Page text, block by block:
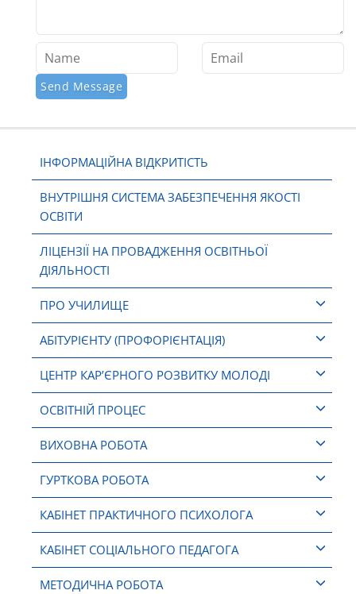
ІНФОРМАЦІЙНА ВІДКРИТІСТЬ
ВНУТРІШНЯ СИСТЕМА ЗАБЕЗПЕЧЕННЯ ЯКОСТІ
ОСВІТИ
ЛІЦЕНЗІЇ НА ПРОВАДЖЕННЯ ОСВІТНЬОЇ
ДІЯЛЬНОСТІ
ПРО УЧИЛИЩЕ
АБІТУРІЄНТУ (ПРОФОРІЄНТАЦІЯ)
ЦЕНТР КАР’ЄРНОГО РОЗВИТКУ МОЛОДІ
ОСВІТНІЙ ПРОЦЕС
ВИХОВНА РОБОТА
ГУРТКОВА РОБОТА
КАБІНЕТ ПРАКТИЧНОГО ПСИХОЛОГА
КАБІНЕТ СОЦІАЛЬНОГО ПЕДАГОГА
МЕТОДИЧНА РОБОТА